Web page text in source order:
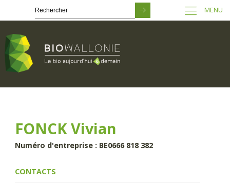
principal
MENU
FONCK Vivian
Numéro d'entreprise : BE0666 818 382
CONTACTS